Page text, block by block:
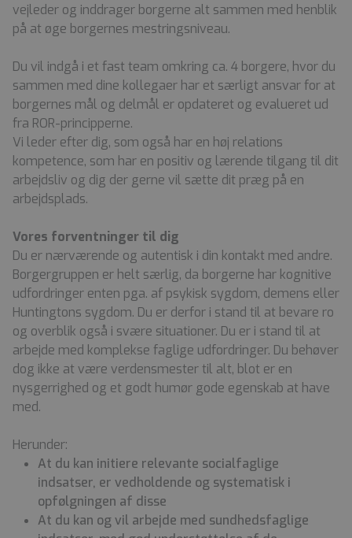
vejleder og inddrager borgerne alt sammen med henblik
på at øge borgernes mestringsniveau.
Du vil indgå i et fast team omkring ca. 4 borgere, hvor du
sammen med dine kollegaer har et særligt ansvar for at
borgernes mål og delmål er opdateret og evalueret ud
fra ROR-principperne.
Vi leder efter dig, som også har en høj relations
kompetence, som har en positiv og lærende tilgang til dit
arbejdsliv og dig der gerne vil sætte dit præg på en
arbejdsplads.
Vores forventninger til dig
Du er nærværende og autentisk i din kontakt med andre.
Borgergruppen er helt særlig, da borgerne har kognitive
udfordringer enten pga. af psykisk sygdom, demens eller
Huntingtons sygdom. Du er derfor i stand til at bevare ro
og overblik også i svære situationer. Du er i stand til at
arbejde med komplekse faglige udfordringer. Du behøver
dog ikke at være verdensmester til alt, blot er en
nysgerrighed og et godt humør gode egenskab at have
med.
Herunder:
At du kan initiere relevante socialfaglige
indsatser, er vedholdende og systematisk i
opfølgningen af disse
At du kan og vil arbejde med sundhedsfaglige